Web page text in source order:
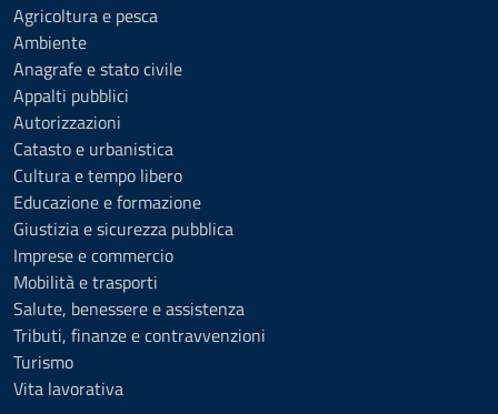
Agricoltura e pesca
Ambiente
Anagrafe e stato civile
Appalti pubblici
Autorizzazioni
Catasto e urbanistica
Cultura e tempo libero
Educazione e formazione
Giustizia e sicurezza pubblica
Imprese e commercio
Mobilità e trasporti
Salute, benessere e assistenza
Tributi, finanze e contravvenzioni
Turismo
Vita lavorativa